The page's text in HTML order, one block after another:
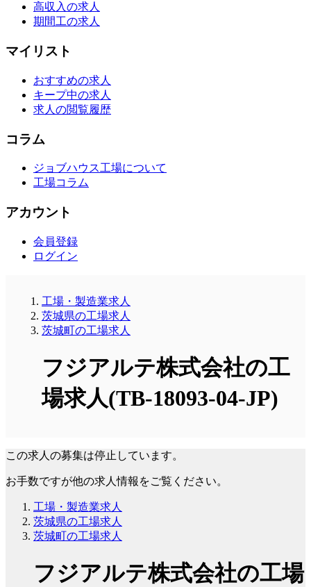
高収入の求人
期間工の求人
マイリスト
おすすめの求人
キープ中の求人
求人の閲覧履歴
コラム
ジョブハウス工場について
工場コラム
アカウント
会員登録
ログイン
工場・製造業求人
茨城県の工場求人
茨城町の工場求人
フジアルテ株式会社の工
場求人(TB-18093-04-JP)
この求人の募集は停止しています。
お手数ですが他の求人情報をご覧ください。
工場・製造業求人
茨城県の工場求人
茨城町の工場求人
フジアルテ株式会社の工場